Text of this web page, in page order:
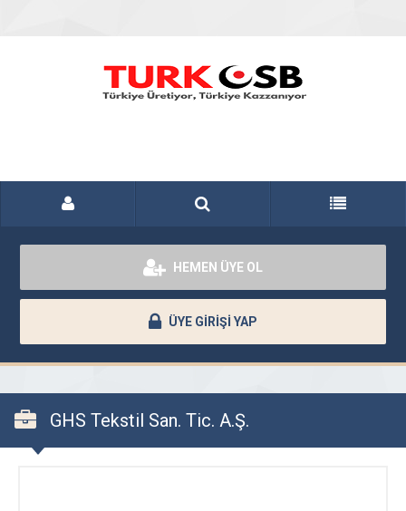
HEMEN ÜYE OL
ÜYE GİRİŞİ YAP
GHS Tekstil San. Tic. A.Ş.